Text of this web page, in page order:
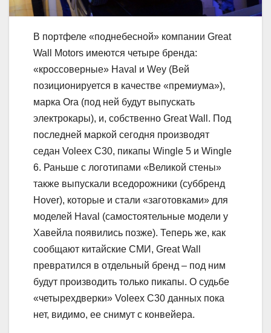
В портфеле «поднебесной» компании Great
Wall Motors имеются четыре бренда:
«кроссоверные» Haval и Wey (Вей
позиционируется в качестве «премиума»),
марка Ora (под ней будут выпускать
электрокары), и, собственно Great Wall. Под
последней маркой сегодня производят
седан Voleex C30, пикапы Wingle 5 и Wingle
6. Раньше с логотипами «Великой стены»
также выпускали вседорожники (суббренд
Hover), которые и стали «заготовками» для
моделей Haval (самостоятельные модели у
Хавейла появились позже). Теперь же, как
сообщают китайские СМИ, Great Wall
превратился в отдельный бренд – под ним
будут производить только пикапы. О судьбе
«четырехдверки» Voleex C30 данных пока
нет, видимо, ее снимут с конвейера.